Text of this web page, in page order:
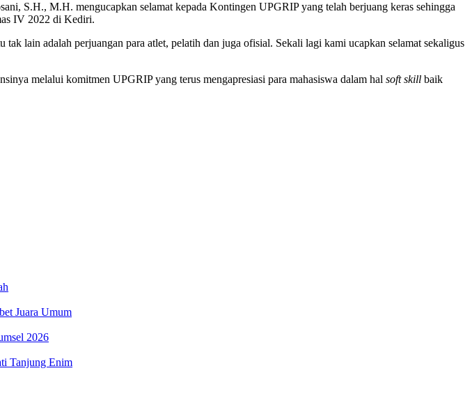
S.H., M.H. mengucapkan selamat kepada Kontingen UPGRIP yang telah berjuang keras sehingga
IV 2022 di Kediri.
tak lain adalah perjuangan para atlet, pelatih dan juga ofisial. Sekali lagi kami ucapkan selamat sekaligus
melalui komitmen UPGRIP yang terus mengapresiasi para mahasiswa dalam hal soft skill baik
Juara Umum
2026
Tanjung Enim